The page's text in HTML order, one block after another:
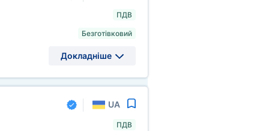
ПДВ
Безготівковий
Докладніше
UA
ПДВ